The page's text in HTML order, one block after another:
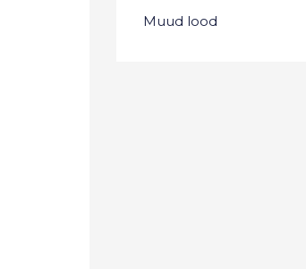
Muud lood